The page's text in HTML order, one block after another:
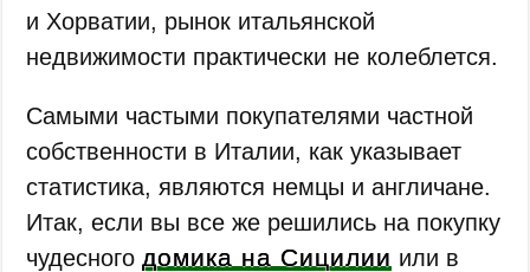
и Хорватии, рынок итальянской
недвижимости практически не колеблется.
Самыми частыми покупателями частной
собственности в Италии, как указывает
статистика, являются немцы и англичане.
Итак, если вы все же решились на покупку
чудесногодомика на Сицилии или в